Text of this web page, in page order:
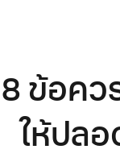
8 ข้อคว
ให้ปลอ